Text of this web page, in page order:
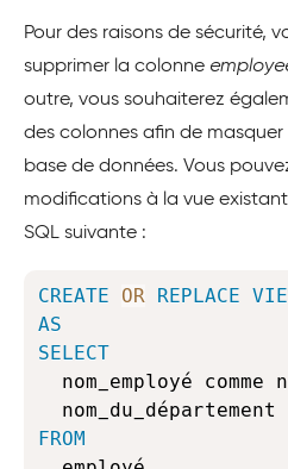
Pour des raisons de sécurité,
supprimer la colonne
outre, vous souhaiterez
des colonnes afin de masquer
base de données. Vous
modifications à la vue
SQL suivante :
CREATE OR REPLACE
AS
SELECT
nom_employé comme
FROM